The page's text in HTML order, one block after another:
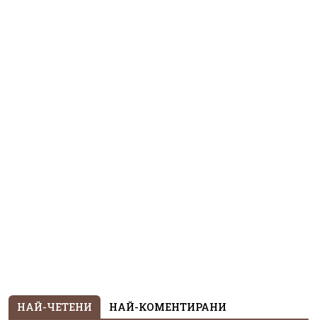
НАЙ-ЧЕТЕНИ НАЙ-КОМЕНТИРАНИ